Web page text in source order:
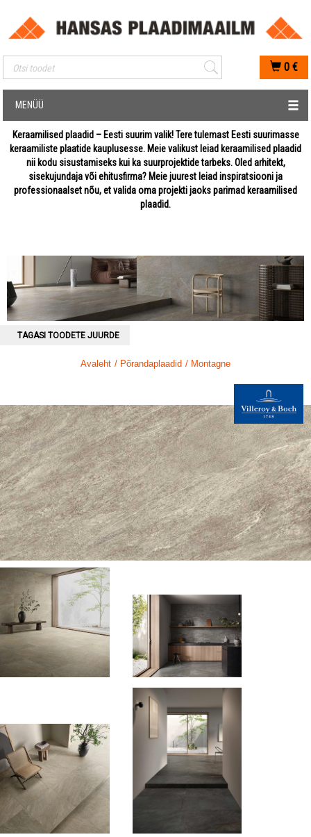
Mobiilis otsimise sisestus
0 €
MENÜÜ
Keraamilised plaadid – Eesti suurim valik! Tere tulemast Eesti suurimasse
keraamiliste plaatide kauplusesse. Meie valikust leiad keraamilised plaadid
nii kodu sisustamiseks kui ka suurprojektide tarbeks. Oled arhitekt,
sisekujundaja või ehitusfirma? Meie juurest leiad inspiratsiooni ja
professionaalset nõu, et valida oma projekti jaoks parimad keraamilised
plaadid.
TAGASI TOODETE JUURDE
Avaleht / Põrandaplaadid / Montagne